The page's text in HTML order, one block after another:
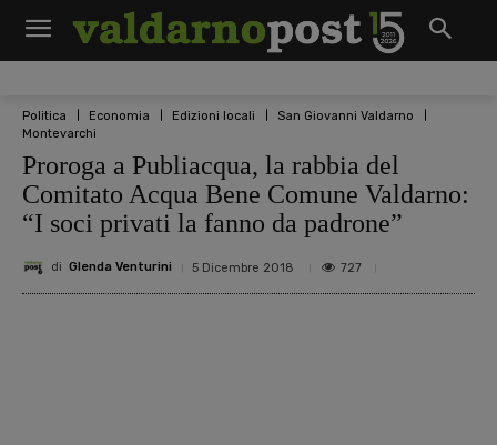
Politica Economia Edizioni locali
San Giovanni Valdarno
Montevarchi
Proroga a Publiacqua, la rabbia del
Comitato Acqua Bene Comune Valdarno:
“I soci privati la fanno da padrone”
di Glenda Venturini 5 Dicembre 2018 727